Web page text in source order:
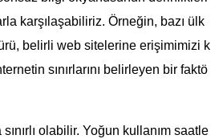
karşılaşabiliriz. Örneğin, bazı ülk
belirli web sitelerine erişimimizi k
sınırlarını belirleyen bir faktö
sınırlı olabilir. Yoğun kullanım saatle